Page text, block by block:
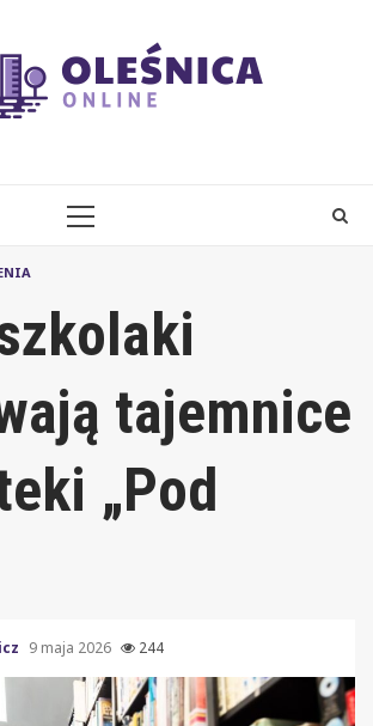
PRIMARY
tajemnice
„Pod
9 maja 2026 244